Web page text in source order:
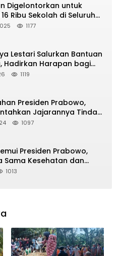
Digelontorkan untuk
Ribu Sekolah di Seluruh
1177
Lestari Salurkan Bantuan
Hadirkan Harapan bagi
di Sumatera
1119
Presiden Prabowo,
Jajarannya Tindak
Judi Online
1097
Presiden Prabowo,
Sama Kesehatan dan
Bergizi Gratis
1013